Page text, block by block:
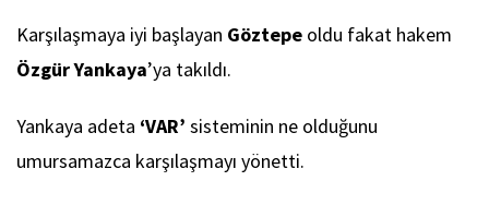
Karşılaşmaya iyi başlayan Göztepe oldu fakat hakem
Özgür Yankaya’ya takıldı.
Yankaya adeta ‘VAR’ sisteminin ne olduğunu
umursamazca karşılaşmayı yönetti.